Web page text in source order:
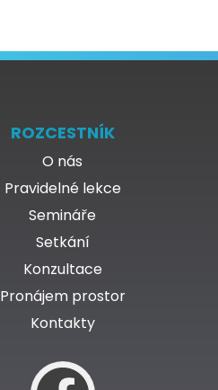
ROZCESTNÍK
O nás
Pravidelné lekce
Semináře
Setkání
Konzultace
Pronájem prostor
Kontakty